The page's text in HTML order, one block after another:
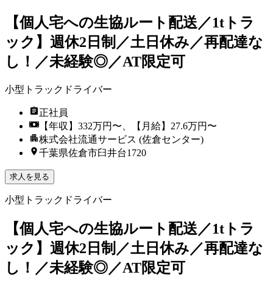
【個人宅への生協ルート配送／1tトラ
ック】週休2日制／土日休み／再配達な
し！／未経験◎／AT限定可
小型トラックドライバー
正社員
【年収】332万円〜、【月給】27.6万円〜
株式会社流通サービス (佐倉センター)
千葉県佐倉市臼井台1720
求人を見る
小型トラックドライバー
【個人宅への生協ルート配送／1tトラ
ック】週休2日制／土日休み／再配達な
し！／未経験◎／AT限定可